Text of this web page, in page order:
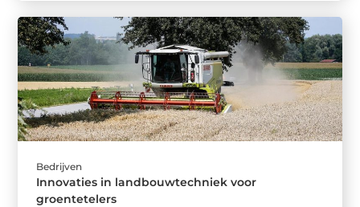
Bedrijven
Innovaties in landbouwtechniek voor
groentetelers